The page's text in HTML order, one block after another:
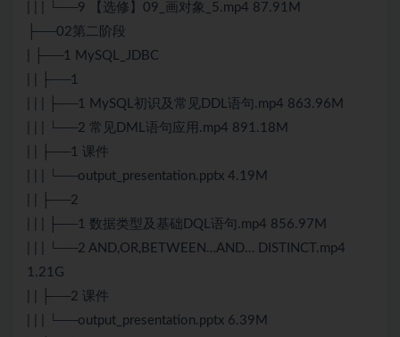
| | | └──9 【选修】09_画对象_5.mp4 87.91M
├──02第二阶段
| ├──1 MySQL_JDBC
| | ├──1
| | | ├──1 MySQL初识及常见DDL语句.mp4 863.96M
| | | └──2 常见DML语句应用.mp4 891.18M
| | ├──1 课件
| | | └──output_presentation.pptx 4.19M
| | ├──2
| | | ├──1 数据类型及基础DQL语句.mp4 856.97M
| | | └──2 AND,OR,BETWEEN…AND… DISTINCT.mp4
1.21G
| | ├──2 课件
| | | └──output_presentation.pptx 6.39M